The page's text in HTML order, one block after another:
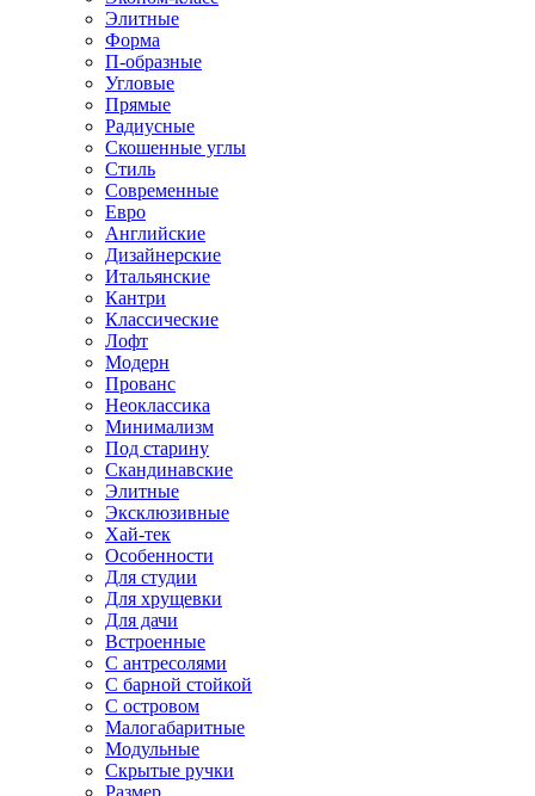
Элитные
Форма
П-образные
Угловые
Прямые
Радиусные
Скошенные углы
Стиль
Современные
Евро
Английские
Дизайнерские
Итальянские
Кантри
Классические
Лофт
Модерн
Прованс
Неоклассика
Минимализм
Под старину
Скандинавские
Элитные
Эксклюзивные
Хай-тек
Особенности
Для студии
Для хрущевки
Для дачи
Встроенные
С антресолями
С барной стойкой
С островом
Малогабаритные
Модульные
Скрытые ручки
Размер